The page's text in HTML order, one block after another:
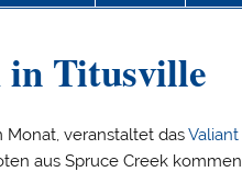
in Titusville
Monat, veranstaltet das
aus Spruce Creek